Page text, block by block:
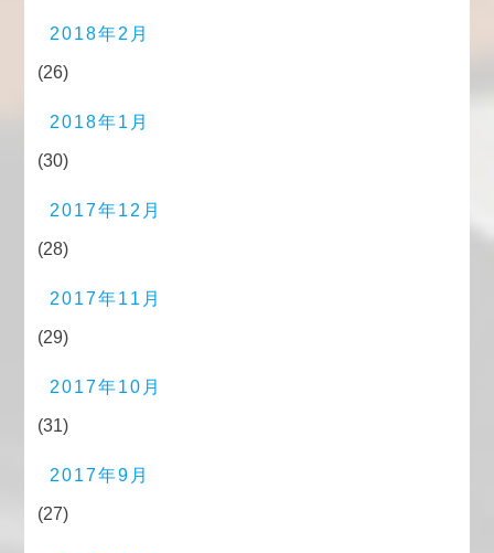
2018年2月
(26)
2018年1月
(30)
2017年12月
(28)
2017年11月
(29)
2017年10月
(31)
2017年9月
(27)